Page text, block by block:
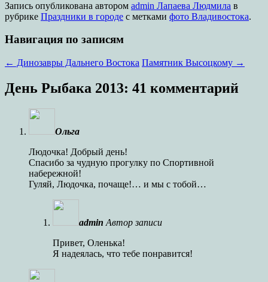
Запись опубликована автором admin Лапаева Людмила в
рубрике Праздники в городе с метками фото Владивостока.
Навигация по записям
← Динозавры Дальнего Востока Памятник Высоцкому →
День Рыбака 2013: 41 комментарий
Ольга
Людочка! Добрый день!
Спасибо за чудную прогулку по Спортивной
набережной!
Гуляй, Людочка, почаще!… и мы с тобой…
admin Автор записи
Привет, Оленька!
Я надеялась, что тебе понравится!